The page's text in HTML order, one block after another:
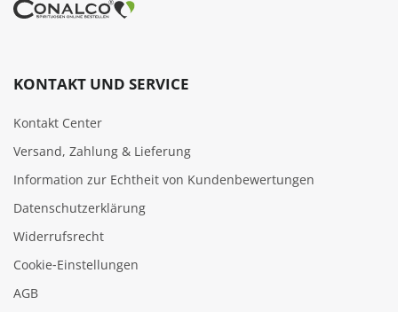
KONTAKT UND SERVICE
Kontakt Center
Versand, Zahlung & Lieferung
Information zur Echtheit von Kundenbewertungen
Datenschutzerklärung
Widerrufsrecht
Cookie‑Einstellungen
AGB